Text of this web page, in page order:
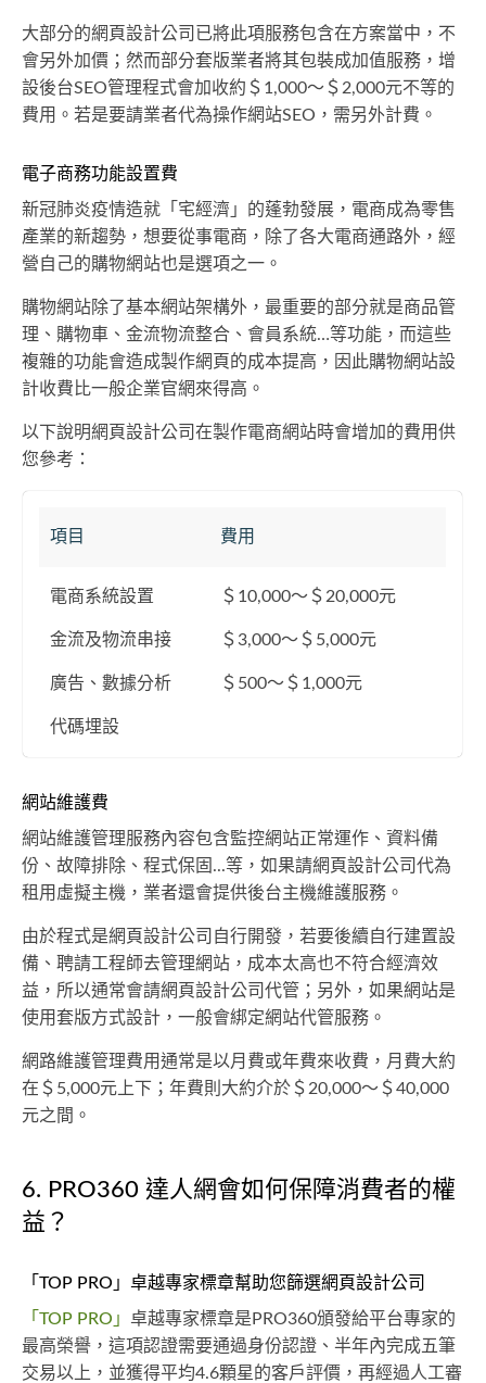
大部分的網頁設計公司已將此項服務包含在方案當中，不
會另外加價；然而部分套版業者將其包裝成加值服務，增
設後台SEO管理程式會加收約＄1,000～＄2,000元不等的
費用。若是要請業者代為操作網站SEO，需另外計費。
電子商務功能設置費
新冠肺炎疫情造就「宅經濟」的蓬勃發展，電商成為零售
產業的新趨勢，想要從事電商，除了各大電商通路外，經
營自己的購物網站也是選項之一。
購物網站除了基本網站架構外，最重要的部分就是商品管
理、購物車、金流物流整合、會員系統…等功能，而這些
複雜的功能會造成製作網頁的成本提高，因此購物網站設
計收費比一般企業官網來得高。
以下說明網頁設計公司在製作電商網站時會增加的費用供
您參考：
項目 費用
電商系統設置 ＄10,000～＄20,000元
金流及物流串接 ＄3,000～＄5,000元
廣告、數據分析
代碼埋設
＄500～＄1,000元
網站維護費
網站維護管理服務內容包含監控網站正常運作、資料備
份、故障排除、程式保固...等，如果請網頁設計公司代為
租用虛擬主機，業者還會提供後台主機維護服務。
由於程式是網頁設計公司自行開發，若要後續自行建置設
備、聘請工程師去管理網站，成本太高也不符合經濟效
益，所以通常會請網頁設計公司代管；另外，如果網站是
使用套版方式設計，一般會綁定網站代管服務。
網路維護管理費用通常是以月費或年費來收費，月費大約
在＄5,000元上下；年費則大約介於＄20,000～＄40,000
元之間。
6. PRO360 達人網會如何保障消費者的權
益？
「TOP PRO」卓越專家標章幫助您篩選網頁設計公司
「TOP PRO」 卓越專家標章是PRO360頒發給平台專家的
最高榮譽，這項認證需要通過身份認證、半年內完成五筆
交易以上，並獲得平均4.6顆星的客戶評價，再經過人工審